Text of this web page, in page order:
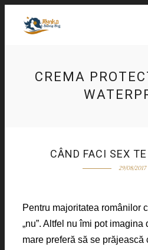
CREMA
CÂND FACI SEX
29/08/2017
Pentru majoritatea românilor
„nu”. Altfel nu îmi pot
mare preferă să se prăjească